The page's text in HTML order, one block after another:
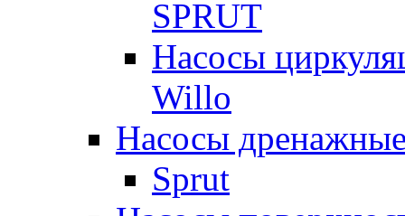
SPRUT
Насосы
Willo
Насосы
Sprut